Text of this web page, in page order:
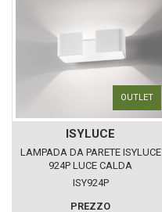
OUTLET
ISYLUCE
LAMPADA DA PARETE ISYLUCE
924P LUCE CALDA
ISY924P
PREZZO